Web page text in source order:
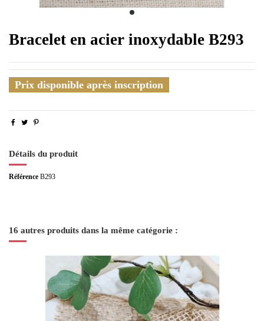
Bracelet en acier inoxydable B293
Prix disponible après inscription
Détails du produit
Référence B293
16 autres produits dans la même catégorie :